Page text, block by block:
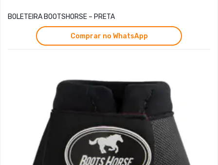
BOLETEIRA BOOTSHORSE – PRETA
Comprar no WhatsApp